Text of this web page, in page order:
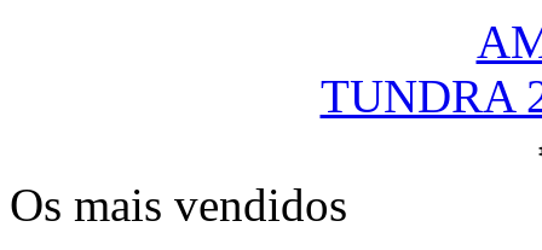
TUNDRA
Os mais vendidos